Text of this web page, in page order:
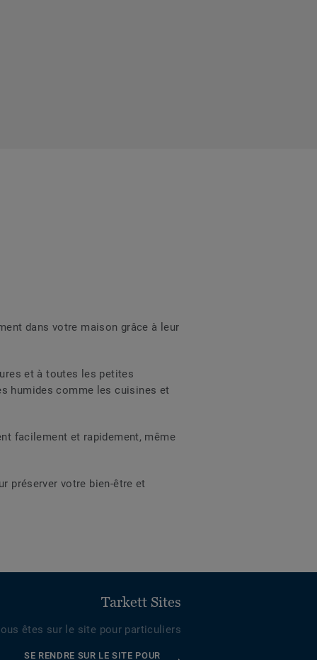
dans votre maison grâce à leur
et à toutes les petites
humides comme les cuisines et
facilement et rapidement, même
préserver votre bien-être et
Tarkett Sites
êtes sur le site pour particuliers
SE RENDRE SUR LE SITE POUR